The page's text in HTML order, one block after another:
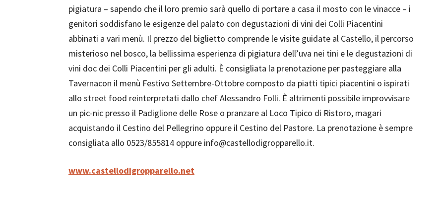
pigiatura – sapendo che il loro premio sarà quello di portare a casa il mosto con le vinacce – i
genitori soddisfano le esigenze del palato con degustazioni di vini dei Colli Piacentini
abbinati a vari menù. Il prezzo del biglietto comprende le visite guidate al Castello, il percorso
misterioso nel bosco, la bellissima esperienza di pigiatura dell’uva nei tini e le degustazioni di
vini doc dei Colli Piacentini per gli adulti. È consigliata la prenotazione per pasteggiare alla
Tavernacon il menù Festivo Settembre-Ottobre composto da piatti tipici piacentini o ispirati
allo street food reinterpretati dallo chef Alessandro Folli. È altrimenti possibile improvvisare
un pic-nic presso il Padiglione delle Rose o pranzare al Loco Tipico di Ristoro, magari
acquistando il Cestino del Pellegrino oppure il Cestino del Pastore. La prenotazione è sempre
consigliata allo 0523/855814 oppure info@castellodigropparello.it.
www.castellodigropparello.net